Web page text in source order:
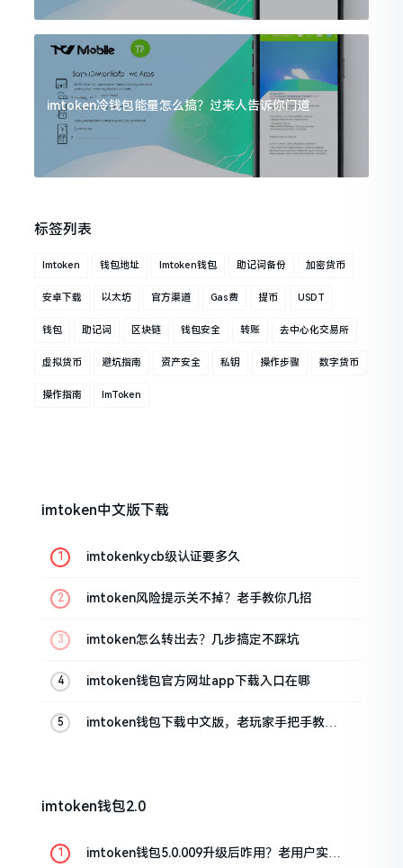
imtoken冷钱包能量怎么搞？过来人告诉你门道
标签列表
Imtoken 钱包地址 Imtoken钱包 助记词备份 加密货币
安卓下载 以太坊 官方渠道 Gas费 提币 USDT
钱包 助记词 区块链 钱包安全 转账 去中心化交易所
虚拟货币 避坑指南 资产安全 私钥 操作步骤 数字货币
操作指南 ImToken
imtoken中文版下载
imtokenkycb级认证要多久
imtoken风险提示关不掉？老手教你几招
imtoken怎么转出去？几步搞定不踩坑
imtoken钱包官方网址app下载入口在哪
imtoken钱包下载中文版，老玩家手把手教你
imtoken钱包2.0
imtoken钱包5.0.009升级后咋用？老用户实测